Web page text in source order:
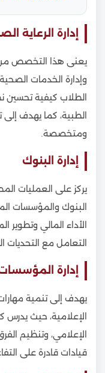
إدارة الرعاية
وإدارة الخدمات
الطلاب كيفية تحسين
الطبية، كما يهدف
ومتخصصة.
إدارة البنوك
يركز على العمليات
البنوك والمؤسسات
الأداء المالي وتطوير
التعامل مع التحديات
إدارة
يهدف إلى تنمية
الإعلامية، حيث يدرس
الإعلامي، وتنظيم
قيادات قادرة على